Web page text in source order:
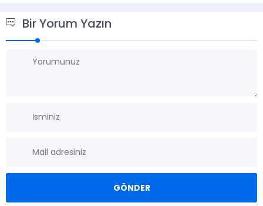
Bir Yorum Yazın